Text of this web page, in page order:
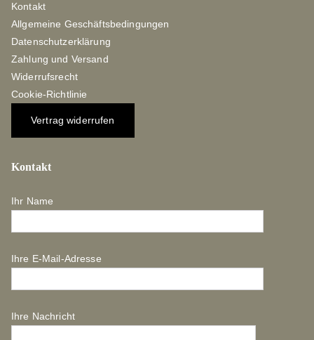
Kontakt
Allgemeine Geschäftsbedingungen
Datenschutzerklärung
Zahlung und Versand
Widerrufsrecht
Cookie-Richtlinie
Vertrag widerrufen
Kontakt
Ihr Name
Ihre E-Mail-Adresse
Ihre Nachricht